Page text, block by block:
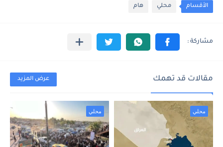
الأقسام محلي هام
مقالات قد تهمك عرض المزيد
محلي محلي